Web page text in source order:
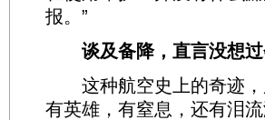
报。”
谈及备降，直言没想
这种航空史上的奇迹，
有英雄，有窒息，还有泪